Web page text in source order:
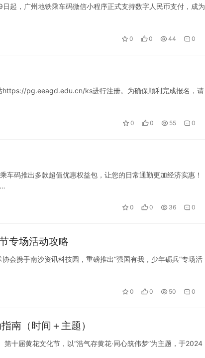
起，广州地铁乘车码微信小程序正式支持数字人民币支付，成为
0 0 44 0
https://pg.eeagd.edu.cn/ks进行注册。为确保顺利完成报名，请
0 0 55 0
码推出多款超值优惠权益包，让您的日常通勤更加经济实惠！
0 0 36 0
专场活动攻略
会携手南沙资讯科技园，重磅推出“强国有我，少年砺兵”专场活
0 0 50 0
南（时间＋主题）
十届黄花文化节，以“浩气存黄花·同心筑伟梦”为主题，于2024